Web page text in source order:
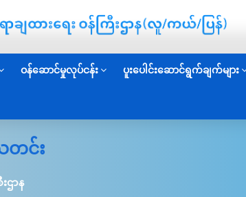
ဝန်ဆောင်မှုလုပ်ငန်း ပူးပေါင်းဆောင်ရွက်ချက်များ
တင်း
ဌာန